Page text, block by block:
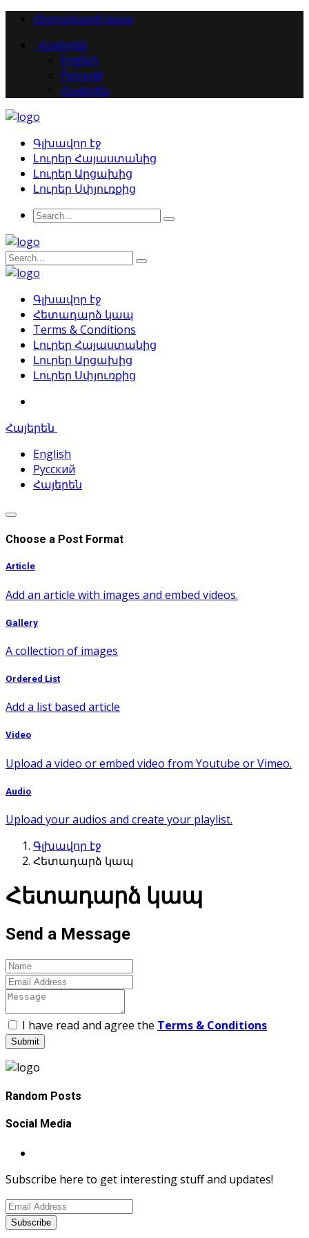
Հետադարձ կապ
Հայերեն
English
Русский
Հայերեն
Գլխավոր էջ
Լուրեր Հայաստանից
Լուրեր Արցախից
Լուրեր Սփյուռքից
Գլխավոր էջ
Հետադարձ կապ
Terms & Conditions
Լուրեր Հայաստանից
Լուրեր Արցախից
Լուրեր Սփյուռքից
Հայերեն
English
Русский
Հայերեն
Choose a Post Format
Article
Add an article with images and embed videos.
Gallery
A collection of images
Ordered List
Add a list based article
Video
Upload a video or embed video from Youtube or Vimeo.
Audio
Upload your audios and create your playlist.
Գլխավոր էջ
Հետադարձ կապ
Հետադարձ կապ
Send a Message
I have read and agree the Terms & Conditions
Submit
Random Posts
Social Media
Subscribe here to get interesting stuff and updates!